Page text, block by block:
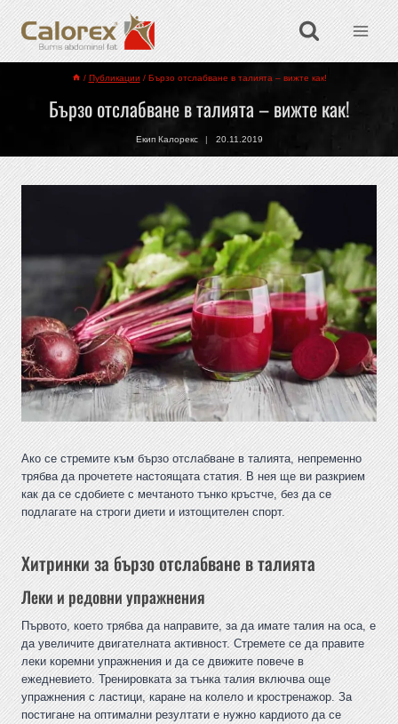
/ Публикации / Бързо отслабване в талията – вижте как!
Бързо отслабване в талията – вижте как!
Екип Калорекс 20.11.2019
Ако се стремите към бързо отслабване в талията, непременно
трябва да прочетете настоящата статия. В нея ще ви разкрием
как да се сдобиете с мечтаното тънко кръстче, без да се
подлагате на строги диети и изтощителен спорт.
Хитринки за бързо отслабване в талията
Леки и редовни упражнения
Първото, което трябва да направите, за да имате талия на оса, е
да увеличите двигателната активност. Стремете се да правите
леки коремни упражнения и да се движите повече в
ежедневието. Тренировката за тънка талия включва още
упражнения с ластици, каране на колело и кростренажор. За
постигане на оптимални резултати е нужно кардиото да се